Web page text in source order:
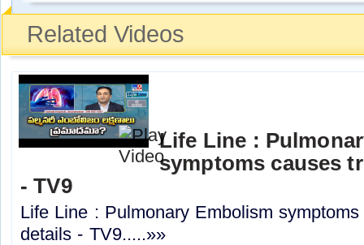
Related Videos
Life Line :
symptoms causes
- TV9
Life Line : Pulmonary Embolism
details - TV9.....»»